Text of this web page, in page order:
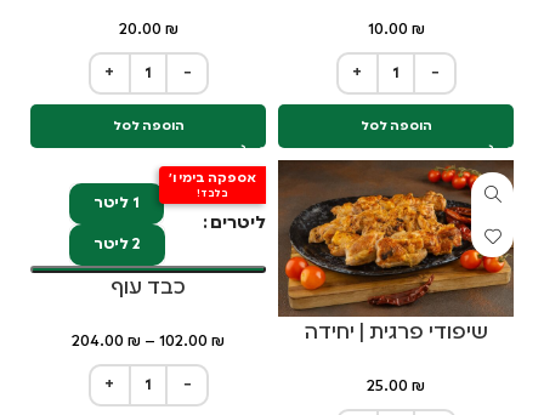
10.00 ₪
+ −
הוספה לסל
20.00 ₪
+ −
הוספה לסל
שיפודי פרגית | יחידה
25.00 ₪
אספקה בימי ו'
בלבד!
ליטרים
1 ליטר
2 ליטר
כבד עוף
102.00 ₪
–
204.00 ₪
+ −